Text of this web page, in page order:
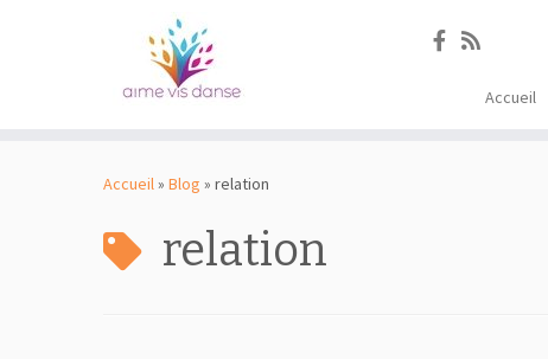
Accueil
Accueil» Blog » relation
relation